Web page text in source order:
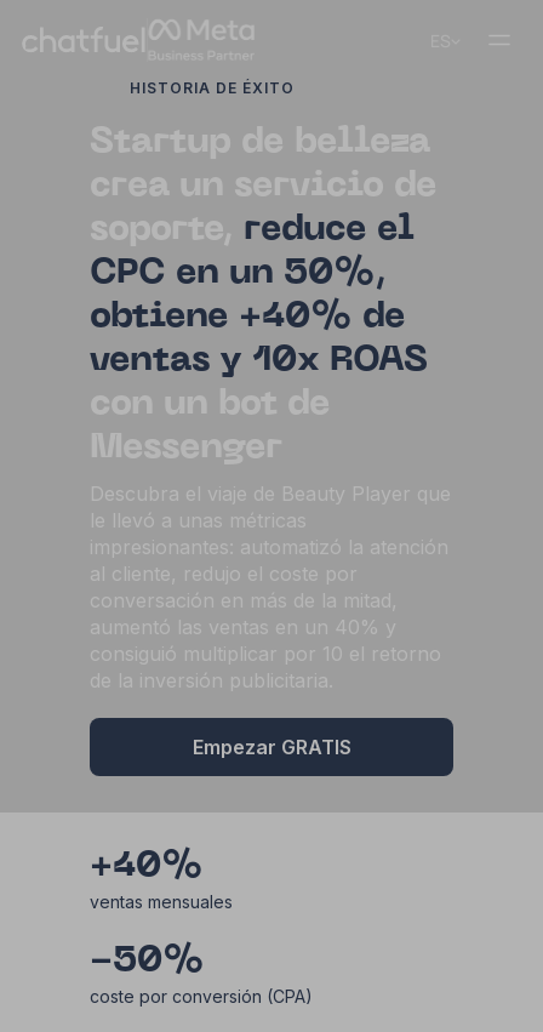
Descubra el viaje de Beauty Player que
le llevó a unas métricas
impresionantes: automatizó la atención
al cliente, redujo el coste por
conversación en más de la mitad,
aumentó las ventas en un 40% y
consiguió multiplicar por 10 el retorno
de la inversión publicitaria.
Startup de belleza
crea un servicio de
soporte, reduce el
CPC en un 50%,
obtiene +40% de
ventas y 10x ROAS
con un bot de
Messenger
Empezar GRATIS
HISTORIA DE ÉXITO
ventas mensuales
+40%
coste por conversión (CPA)
-50%